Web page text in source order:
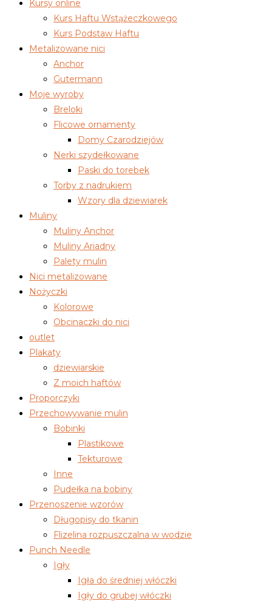
Kursy online
Kurs Haftu Wstążeczkowego
Kurs Podstaw Haftu
Metalizowane nici
Anchor
Gutermann
Moje wyroby
Breloki
Flicowe ornamenty
Domy Czarodziejów
Nerki szydełkowane
Paski do torebek
Torby z nadrukiem
Wzory dla dziewiarek
Muliny
Muliny Anchor
Muliny Ariadny
Palety mulin
Nici metalizowane
Nożyczki
Kolorowe
Obcinaczki do nici
outlet
Plakaty
dziewiarskie
Z moich haftów
Proporczyki
Przechowywanie mulin
Bobinki
Plastikowe
Tekturowe
Inne
Pudełka na bobiny
Przenoszenie wzorów
Długopisy do tkanin
Flizelina rozpuszczalna w wodzie
Punch Needle
Igły
Igła do średniej włóczki
Igły do grubej włóczki